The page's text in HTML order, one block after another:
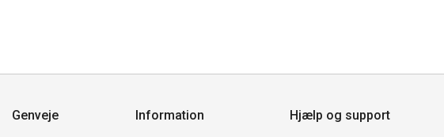
Genveje Information Hjælp og support